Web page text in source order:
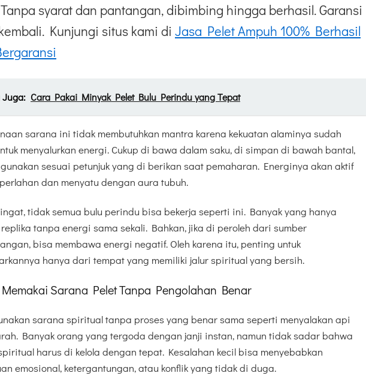
syarat dan pantangan, dibimbing hingga berhasil. Garansi
Kunjungi situs kami di Jasa Pelet Ampuh 100% Berhasil
Juga: Cara Pakai Minyak Pelet Bulu Perindu yang Tepat
sarana ini tidak membutuhkan mantra karena kekuatan alaminya sudah
menyalurkan energi. Cukup di bawa dalam saku, di simpan di bawah bantal,
sesuai petunjuk yang di berikan saat pemaharan. Energinya akan aktif
dan menyatu dengan aura tubuh.
tidak semua bulu perindu bisa bekerja seperti ini. Banyak yang hanya
tanpa energi sama sekali. Bahkan, jika di peroleh dari sumber
bisa membawa energi negatif. Oleh karena itu, penting untuk
hanya dari tempat yang memiliki jalur spiritual yang bersih.
Sarana Pelet Tanpa Pengolahan Benar
sarana spiritual tanpa proses yang benar sama seperti menyalakan api
Banyak orang yang tergoda dengan janji instan, namun tidak sadar bahwa
harus di kelola dengan tepat. Kesalahan kecil bisa menyebabkan
emosional, ketergantungan, atau konflik yang tidak di duga.